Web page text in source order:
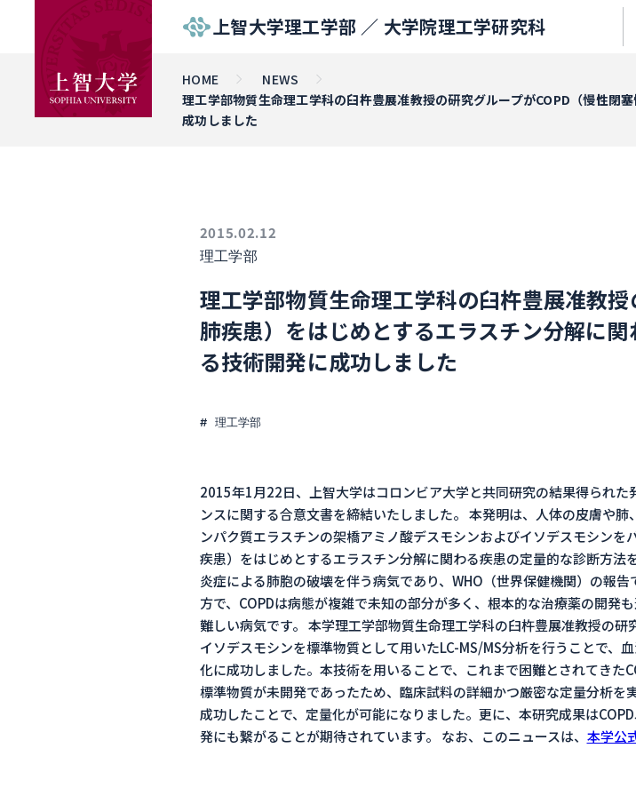
上智大学理工学部 ／ 大学院理工学研究科
HOME
NEWS
理工学部物質生命理工学科の臼杵豊展准教授の研究グループがCOPD（慢性閉
成功しました
2015.02.12
理工学部
理工学部物質生命理工学科の臼杵豊展准教
肺疾患）をはじめとするエラスチン分解に
る技術開発に成功しました
理工学部
2015年1月22日、上智大学はコロンビア大学と共同研究の結果得られ
ンスに関する合意文書を締結いたしました。 本発明は、人体の皮膚や
ンパク質エラスチンの架橋アミノ酸デスモシンおよびイソデスモシン
疾患）をはじめとするエラスチン分解に関わる疾患の定量的な診断方法
炎症による肺胞の破壊を伴う病気であり、WHO（世界保健機関）の報
方で、COPDは病態が複雑で未知の部分が多く、根本的な治療薬の開発
難しい病気です。 本学理工学部物質生命理工学科の臼杵豊展准教授の
イソデスモシンを標準物質として用いたLC-MS/MS分析を行うことで、
化に成功しました。本技術を用いることで、これまで困難とされてきた
標準物質が未開発であったため、臨床試料の詳細かつ厳密な定量分析
成功したことで、定量化が可能になりました。更に、本研究成果は
発にも繋がることが期待されています。 なお、このニュースは、 本学公